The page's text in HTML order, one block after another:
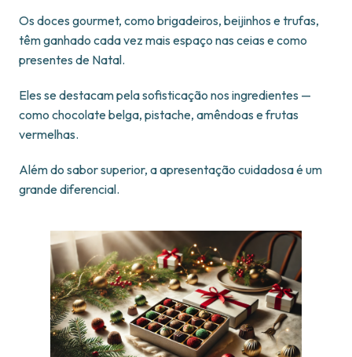
Os doces gourmet, como brigadeiros, beijinhos e trufas,
têm ganhado cada vez mais espaço nas ceias e como
presentes de Natal.
Eles se destacam pela sofisticação nos ingredientes —
como chocolate belga, pistache, amêndoas e frutas
vermelhas.
Além do sabor superior, a apresentação cuidadosa é um
grande diferencial.